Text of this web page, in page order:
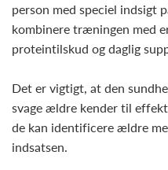
person med speciel indsigt
kombinere træningen med
proteintilskud og daglig
Det er vigtigt, at den
svage ældre kender til
de kan identificere ældre
indsatsen.